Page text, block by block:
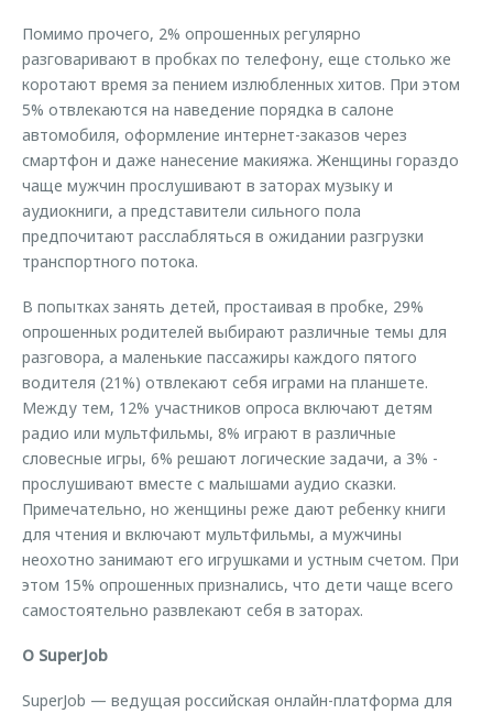
Помимо прочего, 2% опрошенных регулярно
разговаривают в пробках по телефону, еще столько же
коротают время за пением излюбленных хитов. При этом
5% отвлекаются на наведение порядка в салоне
автомобиля, оформление интернет-заказов через
смартфон и даже нанесение макияжа. Женщины гораздо
чаще мужчин прослушивают в заторах музыку и
аудиокниги, а представители сильного пола
предпочитают расслабляться в ожидании разгрузки
транспортного потока.
В попытках занять детей, простаивая в пробке, 29%
опрошенных родителей выбирают различные темы для
разговора, а маленькие пассажиры каждого пятого
водителя (21%) отвлекают себя играми на планшете.
Между тем, 12% участников опроса включают детям
радио или мультфильмы, 8% играют в различные
словесные игры, 6% решают логические задачи, а 3% -
прослушивают вместе с малышами аудио сказки.
Примечательно, но женщины реже дают ребенку книги
для чтения и включают мультфильмы, а мужчины
неохотно занимают его игрушками и устным счетом. При
этом 15% опрошенных признались, что дети чаще всего
самостоятельно развлекают себя в заторах.
О SuperJob
SuperJob — ведущая российская онлайн-платформа для